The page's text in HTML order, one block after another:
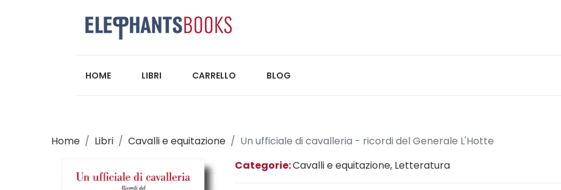
HOME LIBRI CARRELLO BLOG
Home Libri Cavalli e equitazione
Un ufficiale di cavalleria - ricordi del Generale L'Hotte
Categorie:Cavalli e equitazione, Letteratura